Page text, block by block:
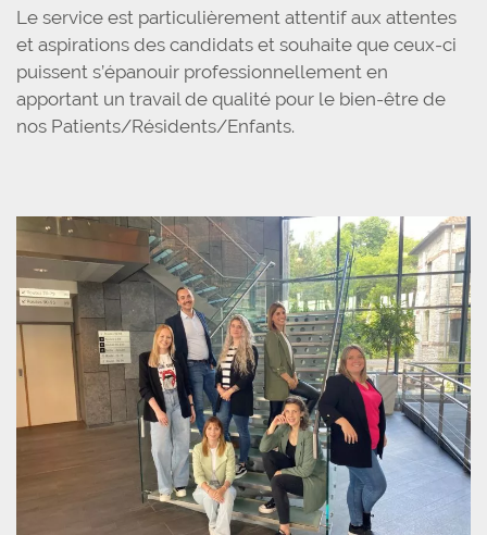
Le service est particulièrement attentif aux attentes
et aspirations des candidats et souhaite que ceux-ci
puissent s’épanouir professionnellement en
apportant un travail de qualité pour le bien-être de
nos Patients/Résidents/Enfants.